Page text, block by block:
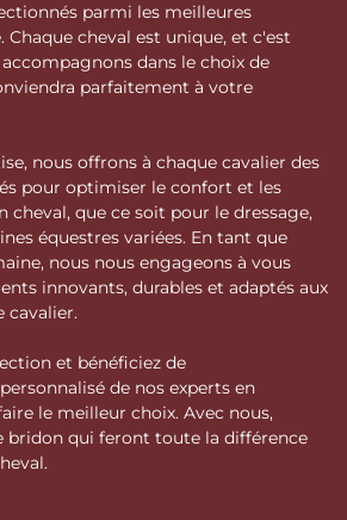
parmi les meilleures
Chaque cheval est unique, et c'est
dans le choix de
parfaitement à votre
nous offrons à chaque cavalier des
pour optimiser le confort et les
cheval, que ce soit pour le dressage,
équestres variées. En tant que
nous nous engageons à vous
innovants, durables et adaptés aux
cavalier.
et bénéficiez de
de nos experts en
le meilleur choix. Avec nous,
bridon qui feront toute la différence